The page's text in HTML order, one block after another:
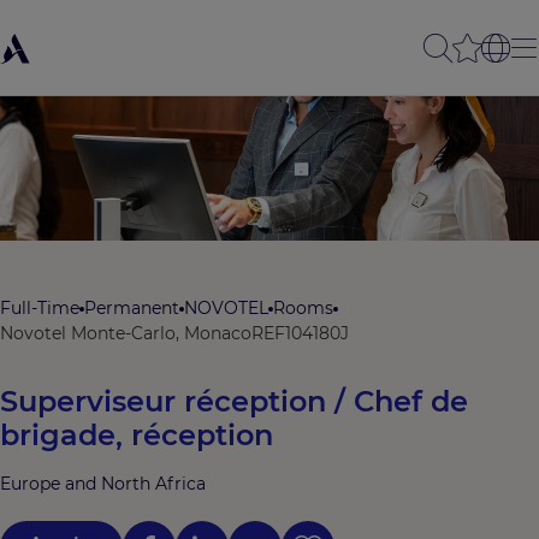
Full-Time Permanent NOVOTEL Rooms
Novotel Monte-Carlo, MonacoREF104180J
Superviseur réception / Chef de
brigade, réception
Europe and North Africa